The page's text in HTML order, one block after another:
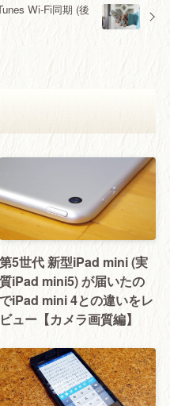
Wi-Fi同期 (後
第5世代 新型iPad mini (実
質iPad mini5) が届いたの
でiPad mini 4との違いをレ
ビュー【カメラ画質編】